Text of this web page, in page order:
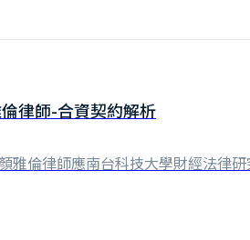
律師-合資契約解析
雅倫律師應南台科技大學財經法律